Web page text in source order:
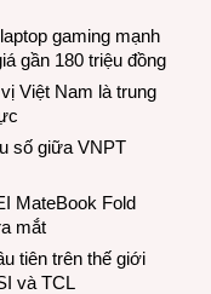
gaming mạnh
gần 180 triệu đồng
Việt Nam là trung
số giữa VNPT
MateBook Fold
mắt
tiên trên thế giới
và TCL